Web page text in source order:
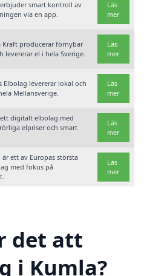
smart kontroll av
via en app.
Läs
mer
Kraft producerar förnybar
levererar el i hela Sverige.
Läs
mer
Elbolag levererar lokal och
Mellansverige.
Läs
mer
digitalt elbolag med
elpriser och smart
Läs
mer
ett av Europas största
med fokus på
Läs
mer
det att
i Kumla?